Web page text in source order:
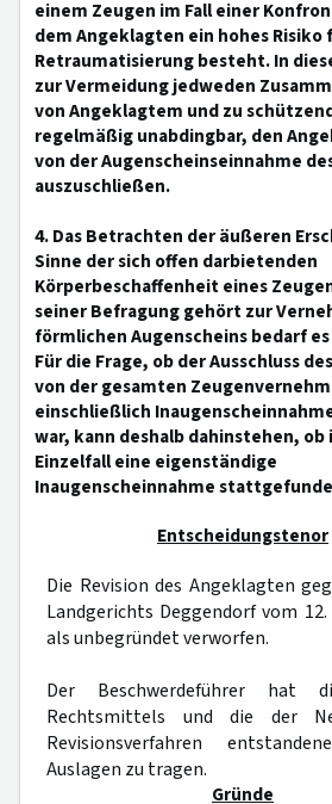
einem Zeugen im Fall einer
dem Angeklagten ein hohes Risiko
Retraumatisierung besteht. In
zur Vermeidung jedweden
von Angeklagtem und zu
regelmäßig unabdingbar, den
von der Augenscheinseinnahme
auszuschließen.
4. Das Betrachten der äußeren
Sinne der sich offen darbietenden
Körperbeschaffenheit eines
seiner Befragung gehört zur
förmlichen Augenscheins bedarf
Für die Frage, ob der Ausschluss
von der gesamten
einschließlich
war, kann deshalb dahinstehen,
Einzelfall eine eigenständige
Inaugenscheinnahme
Entscheidungstenor
Die Revision des Angeklagten
Landgerichts Deggendorf vom
als unbegründet verworfen.
Der Beschwerdeführer hat
Rechtsmittels und die der
Revisionsverfahren
Auslagen zu tragen.
Gründe